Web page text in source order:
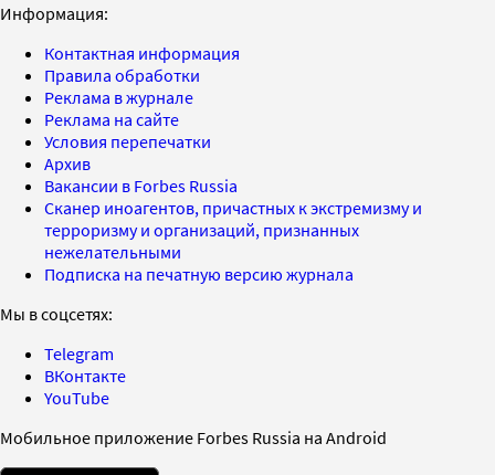
Информация:
Контактная информация
Правила обработки
Реклама в журнале
Реклама на сайте
Условия перепечатки
Архив
Вакансии в Forbes Russia
Сканер иноагентов, причастных к экстремизму и
терроризму и организаций, признанных
нежелательными
Подписка на печатную версию журнала
Мы в соцсетях:
Telegram
ВКонтакте
YouTube
Мобильное приложение Forbes Russia на Android